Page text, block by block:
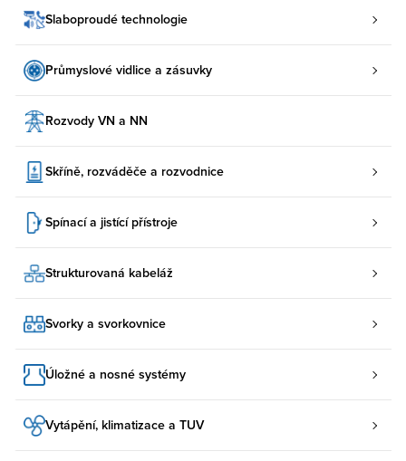
Slaboproudé technologie
Průmyslové vidlice a zásuvky
Rozvody VN a NN
Skříně, rozváděče a rozvodnice
Spínací a jistící přístroje
Strukturovaná kabeláž
Svorky a svorkovnice
Úložné a nosné systémy
Vytápění, klimatizace a TUV